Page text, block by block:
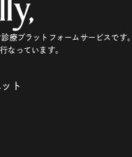
療プラットフォームサービスです。
なっています。
ト